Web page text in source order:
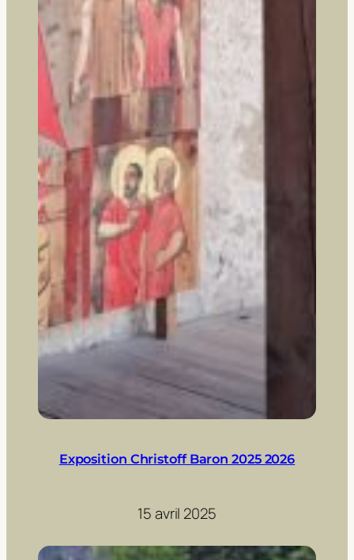
Exposition Christoff Baron 2025 2026
15 avril 2025